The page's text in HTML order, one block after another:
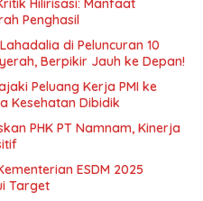
Hilirisasi: Manfaat
Penghasil
di Peluncuran 10
Berpikir Jauh ke Depan!
Peluang Kerja PMI ke
Kesehatan Dibidik
PHK PT Namnam, Kinerja
ESDM 2025
Target